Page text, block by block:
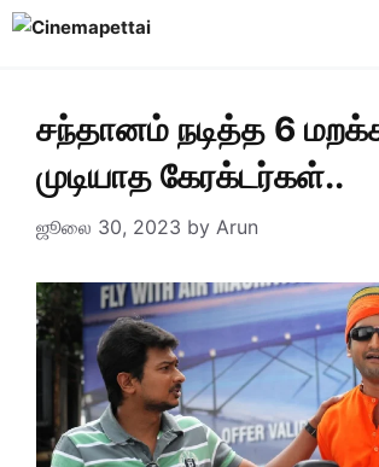
Skip
சந்தானம் நடித்த 6
முடியாத கேரக்டர்கள்..
ஜூலை 30, 2023 by Arun